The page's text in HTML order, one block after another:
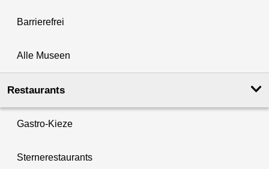
Barrierefrei
Alle Museen
Restaurants
Gastro-Kieze
Sternerestaurants